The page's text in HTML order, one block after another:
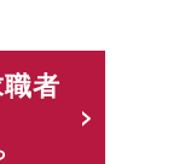
者